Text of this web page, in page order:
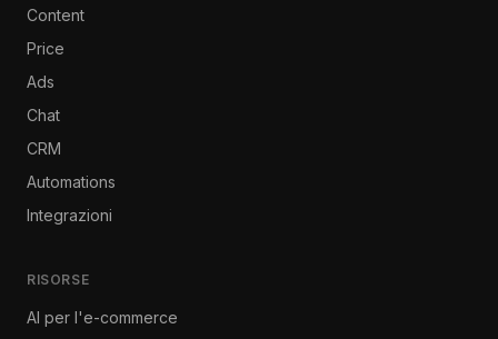
Content
Price
Ads
Chat
CRM
Automations
Integrazioni
RISORSE
AI per l'e-commerce